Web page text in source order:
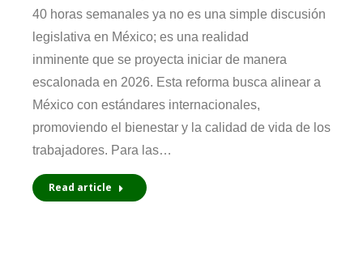
40 horas semanales ya no es una simple discusión
legislativa en México; es una realidad
inminente que se proyecta iniciar de manera
escalonada en 2026. Esta reforma busca alinear a
México con estándares internacionales,
promoviendo el bienestar y la calidad de vida de los
trabajadores. Para las…
Read article